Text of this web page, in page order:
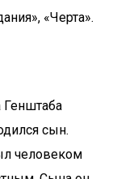
«Черта».
Генштаба
сын.
человеком